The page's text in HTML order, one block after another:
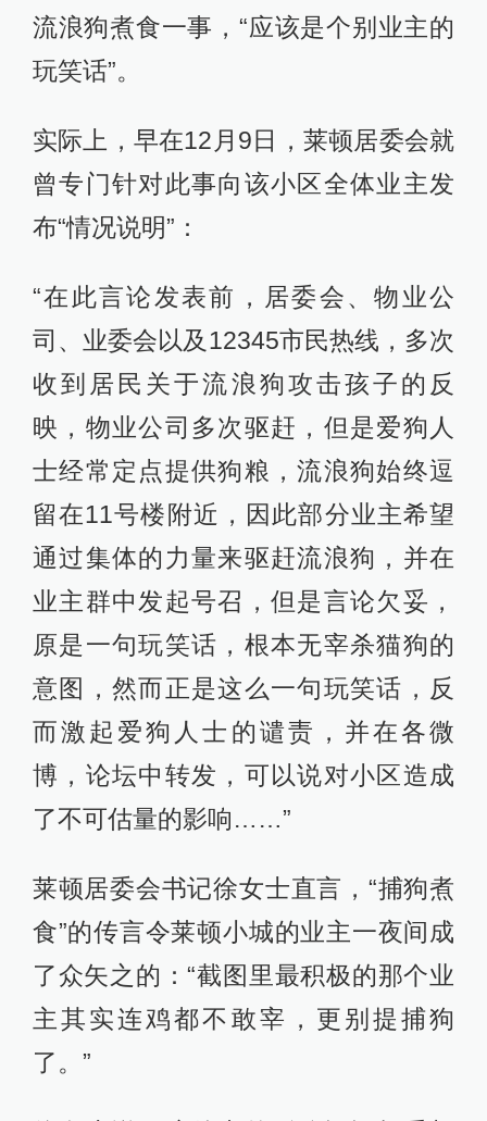
流浪狗煮食一事，“应该是个别业主的
玩笑话”。
实际上，早在12月9日，莱顿居委会就
曾专门针对此事向该小区全体业主发
布“情况说明”：
“在此言论发表前，居委会、物业公
司、业委会以及12345市民热线，多次
收到居民关于流浪狗攻击孩子的反
映，物业公司多次驱赶，但是爱狗人
士经常定点提供狗粮，流浪狗始终逗
留在11号楼附近，因此部分业主希望
通过集体的力量来驱赶流浪狗，并在
业主群中发起号召，但是言论欠妥，
原是一句玩笑话，根本无宰杀猫狗的
意图，然而正是这么一句玩笑话，反
而激起爱狗人士的谴责，并在各微
博，论坛中转发，可以说对小区造成
了不可估量的影响……”
莱顿居委会书记徐女士直言，“捕狗煮
食”的传言令莱顿小城的业主一夜间成
了众矢之的：“截图里最积极的那个业
主其实连鸡都不敢宰，更别提捕狗
了。”